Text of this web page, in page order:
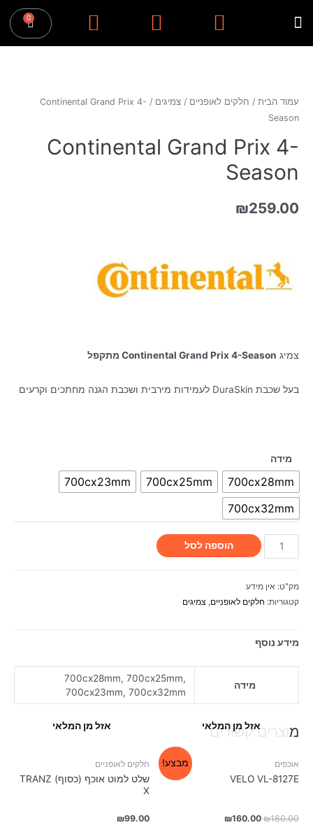
עמוד הבית / חלקים לאופניים / צמיגים
/ Continental Grand Prix 4-
Season
Continental Grand Prix 4-
Season
₪259.00
צמיג Continental Grand Prix 4-Season מתקפל
בעל שכבת DuraSkin לעמידות מירבית ושכבת הגנה מחתכים וקרעים
מידה
700cx28mm
700cx25mm
700cx23mm
700cx32mm
הוספה לסל
מק"ט: אין מידע
קטגוריות: חלקים לאופניים, צמיגים
מידע נוסף
מידה
700cx28mm, 700cx25mm,
700cx23mm, 700cx32mm
מוצרים קשורים
מבצע!
אזל מן המלאי
אוכפים
VELO VL-8127E
₪180.00
₪160.00
אזל מן המלאי
חלקים לאופניים
שלט למוט אוכף (כסוף) TRANZ
X
₪99.00